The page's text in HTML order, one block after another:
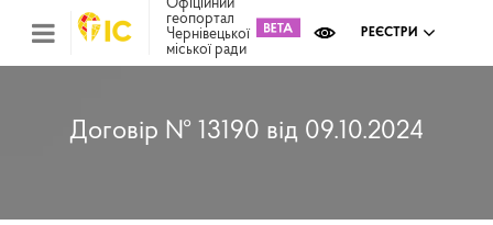
Офіційний
геопортал
Чернівецької
міської ради
РЕЄСТРИ
Договір № 13190 від 09.10.2024